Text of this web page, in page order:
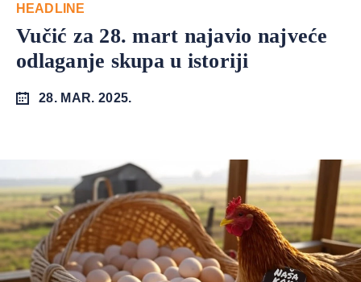
HEADLINE
Vučić za 28. mart najavio najveće
odlaganje skupa u istoriji
28. MAR. 2025.